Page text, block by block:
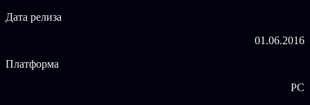
Дата релиза
01.06.2016
Платформа
PC